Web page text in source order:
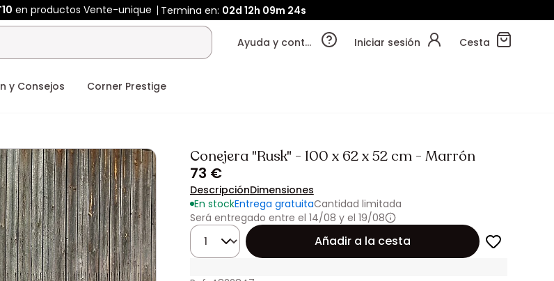
en productos Vente-unique Termina en: 02d 12h 09m 22s
Ayuda y contacto Iniciar sesión Cesta
y Consejos Corner Prestige
Conejera "Rusk" - 100 x 62 x 52 cm - Marrón
73 €
DescripciónDimensiones
En stockEntrega gratuitaCantidad limitada
Será entregado entre el 14/08 y el 19/08
Cantidad
Añadir a la cesta